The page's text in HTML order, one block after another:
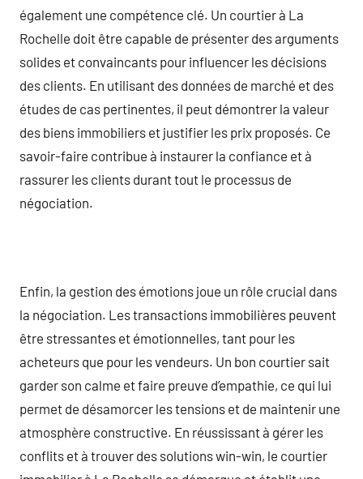
également une compétence clé. Un courtier à La
Rochelle doit être capable de présenter des arguments
solides et convaincants pour influencer les décisions
des clients. En utilisant des données de marché et des
études de cas pertinentes, il peut démontrer la valeur
des biens immobiliers et justifier les prix proposés. Ce
savoir-faire contribue à instaurer la confiance et à
rassurer les clients durant tout le processus de
négociation.
Enfin, la gestion des émotions joue un rôle crucial dans
la négociation. Les transactions immobilières peuvent
être stressantes et émotionnelles, tant pour les
acheteurs que pour les vendeurs. Un bon courtier sait
garder son calme et faire preuve d’empathie, ce qui lui
permet de désamorcer les tensions et de maintenir une
atmosphère constructive. En réussissant à gérer les
conflits et à trouver des solutions win-win, le courtier